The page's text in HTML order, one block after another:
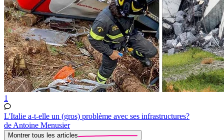
1
L'Italie a-t-elle un (gros) problème avec ses infrastructures?
de Antoine Menusier
Montrer tous les articles